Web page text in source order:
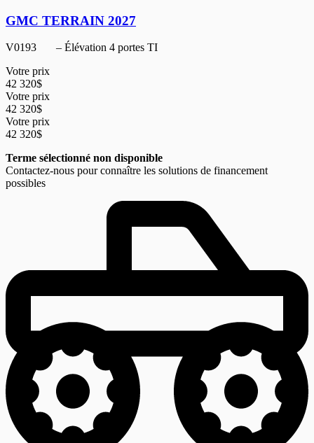
GMC TERRAIN 2027
V0193
– Élévation 4 portes TI
Votre prix
42 320$
Votre prix
42 320$
Votre prix
42 320$
Terme sélectionné non disponible
Contactez-nous pour connaître les solutions de financement
possibles